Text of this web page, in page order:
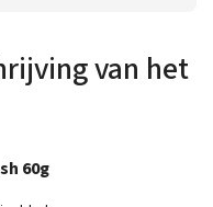
van het
60g